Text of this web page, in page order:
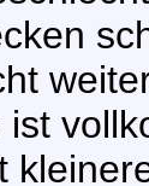
ist